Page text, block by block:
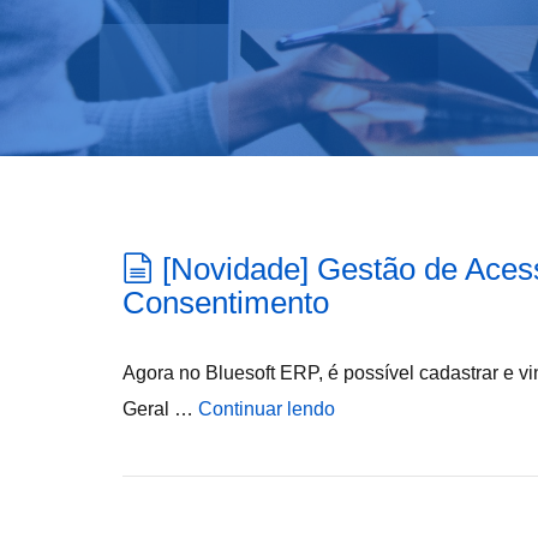
[Novidade] Gestão de
Consentimento
Agora no Bluesoft ERP, é possível cadastrar e
Geral … Continuar lendo